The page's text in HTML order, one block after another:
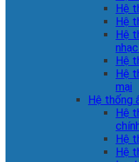
Hệ
Hệ
Hệ
Hệ
Hệ
mại
Hệ thống
Hệ
Hệ
Hệ